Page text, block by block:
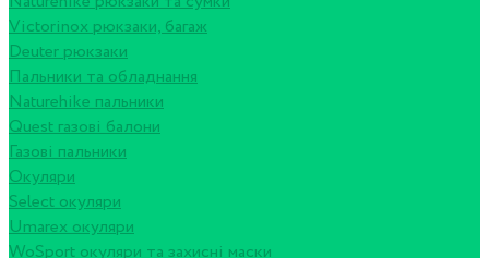
Victorinox рюкзаки, багаж
Deuter рюкзаки
Пальники та обладнання
Naturehike пальники
Quest газові балони
Газові пальники
Окуляри
Select окуляри
Umarex окуляри
WoSport окуляри та захисні маски